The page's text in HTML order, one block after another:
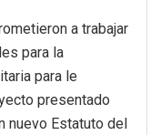
a trabajar
para la
para le
presentado
nuevo Estatuto del